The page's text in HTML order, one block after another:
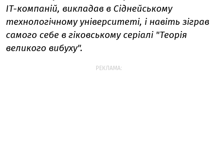
IT-компаній, викладав в Сіднейському
технологічному університеті, і навіть зіграв
самого себе в гіковському серіалі "Теорія
великого вибуху".
РЕКЛАМА: